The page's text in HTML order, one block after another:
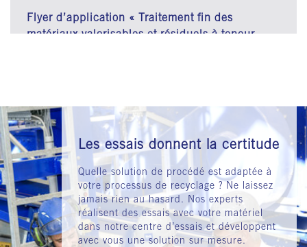
Flyer d’application « Traitement fin des
matériaux valorisables et résiduels à teneur…
Les essais donnent la certitude
Quelle solution de procédé est adaptée à
votre processus de recyclage ? Ne laissez
jamais rien au hasard. Nos experts
réalisent des essais avec votre matériel
dans notre centre d’essais et développent
avec vous une solution sur mesure.